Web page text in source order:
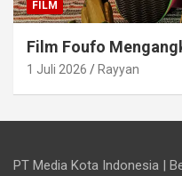
FILM
Film Foufo
1 Juli 2026 Rayyan
PT Media Kota Indonesia |